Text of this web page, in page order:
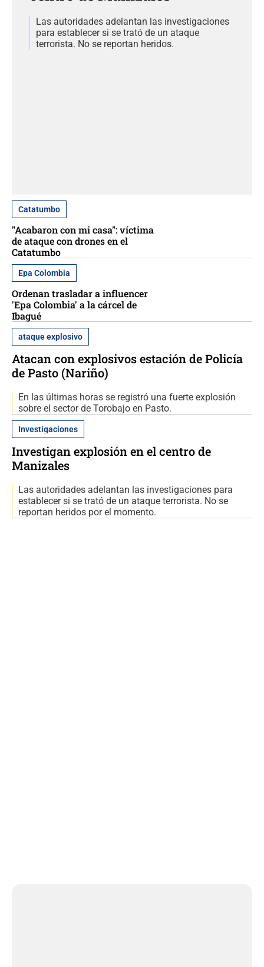
Las autoridades adelantan las investigaciones
para establecer si se trató de un ataque
terrorista. No se reportan heridos.
Catatumbo
"Acabaron con mi casa": víctima
de ataque con drones en el
Catatumbo
Epa Colombia
Ordenan trasladar a influencer
'Epa Colombia' a la cárcel de
Ibagué
ataque explosivo
Atacan con explosivos estación de Policía
de Pasto (Nariño)
En las últimas horas se registró una fuerte explosión
sobre el sector de Torobajo en Pasto.
Investigaciones
Investigan explosión en el centro de
Manizales
Las autoridades adelantan las investigaciones para
establecer si se trató de un ataque terrorista. No se
reportan heridos por el momento.